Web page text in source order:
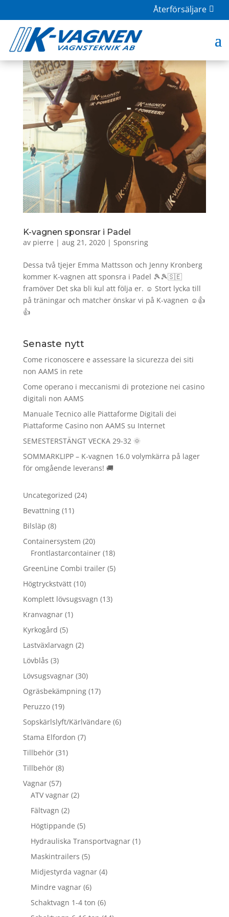
Återförsäljare
K-vagnen sponsrar i Padel
av pierre | aug 21, 2020| Sponsring
Dessa två tjejer Emma Mattsson och Jenny Kronberg
kommer K-vagnen att sponsra i Padel 🎾🎾🇸🇪
framöver Det ska bli kul att följa er. ☺️ Stort lycka till
på träningar och matcher önskar vi på K-vagnen ☺️👍
👍
Senaste nytt
Come riconoscere e assessare la sicurezza dei siti
non AAMS in rete
Come operano i meccanismi di protezione nei casino
digitali non AAMS
Manuale Tecnico alle Piattaforme Digitali dei
Piattaforme Casino non AAMS su Internet
SEMESTERSTÄNGT VECKA 29-32 🌞
SOMMARKLIPP – K-vagnen 16.0 volymkärra på lager
för omgående leverans! 🚚
Uncategorized 2424
Bevattning 1111
Bilsläp 88
produkter
Containersystem 2020
produkter
Frontlastarcontainer 1818
produkter
GreenLine Combi trailer 55
Högtryckstvätt 1010
produkter
Komplett lövsugsvagn 1313
Kranvagnar 11
Kyrkogård 55
produkter
Lastväxlarvagn 22
Lövblås 33
produkter
Lövsugsvagnar 3030
produkter
Ogräsbekämpning 1717
Peruzzo 1919
produkter
Sopskärlslyft/Kärlvändare 66
Stama Elfordon 77
Tillbehör 3131
Tillbehör 88
Vagnar 5757
produkter
ATV vagnar 22
Fältvagn 22
produkter
Högtippande 55
produkter
Hydrauliska Transportvagnar 11
Maskintrailers 55
produkter
Midjestyrda vagnar 44
Mindre vagnar 66
produkter
Schaktvagn 1-4 ton 66
produkter